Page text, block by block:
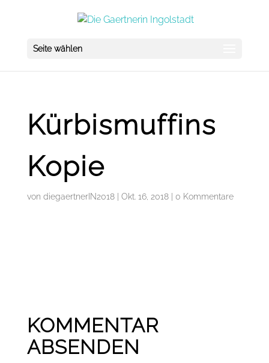
Seite wählen
Kürbismuffins
Kopie
von diegaertnerIN2018| Okt. 16, 2018| 0 Kommentare
KOMMENTAR
ABSENDEN